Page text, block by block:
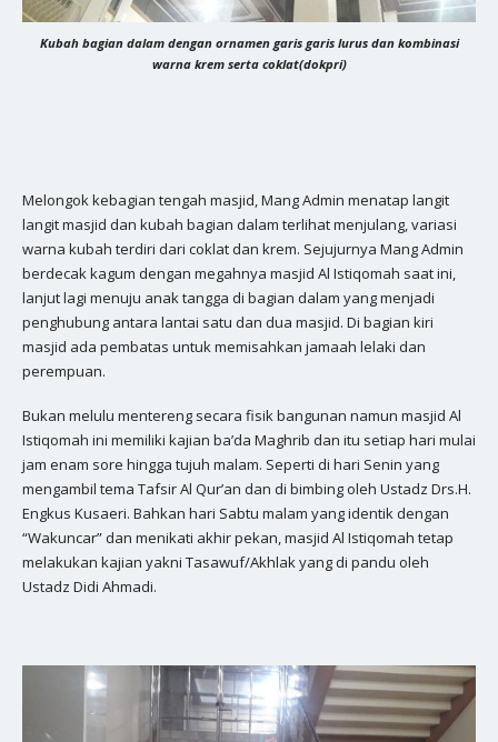
Kubah bagian dalam dengan ornamen garis garis lurus dan kombinasi
warna krem serta coklat(dokpri)
Melongok kebagian tengah masjid, Mang Admin menatap langit
langit masjid dan kubah bagian dalam terlihat menjulang, variasi
warna kubah terdiri dari coklat dan krem. Sejujurnya Mang Admin
berdecak kagum dengan megahnya masjid Al Istiqomah saat ini,
lanjut lagi menuju anak tangga di bagian dalam yang menjadi
penghubung antara lantai satu dan dua masjid. Di bagian kiri
masjid ada pembatas untuk memisahkan jamaah lelaki dan
perempuan.
Bukan melulu mentereng secara fisik bangunan namun masjid Al
Istiqomah ini memiliki kajian ba’da Maghrib dan itu setiap hari mulai
jam enam sore hingga tujuh malam. Seperti di hari Senin yang
mengambil tema Tafsir Al Qur’an dan di bimbing oleh Ustadz Drs.H.
Engkus Kusaeri. Bahkan hari Sabtu malam yang identik dengan
“Wakuncar” dan menikati akhir pekan, masjid Al Istiqomah tetap
melakukan kajian yakni Tasawuf/Akhlak yang di pandu oleh
Ustadz Didi Ahmadi.